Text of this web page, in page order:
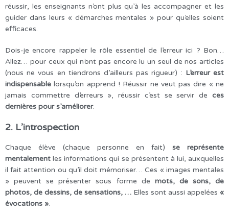
réussir, les enseignants n’ont plus qu’à les accompagner et les
guider dans leurs « démarches mentales » pour qu’elles soient
efficaces.
Dois-je encore rappeler le rôle essentiel de l’erreur ici ? Bon…
Allez… pour ceux qui n’ont pas encore lu un seul de nos articles
(nous ne vous en tiendrons d’ailleurs pas rigueur) : L’erreur est
indispensablelorsqu’on apprend ! Réussir ne veut pas dire « ne
jamais commettre d’erreurs », réussir c’est se servir de ces
dernières pour s’améliorer.
2. L’introspection
Chaque élève (chaque personne en fait) se représente
mentalementles informations qui se présentent à lui, auxquelles
il fait attention ou qu’il doit mémoriser… Ces « images mentales
» peuvent se présenter sous forme de mots, de sons, de
photos, de dessins, de sensations, … Elles sont aussi appelées «
évocations ».